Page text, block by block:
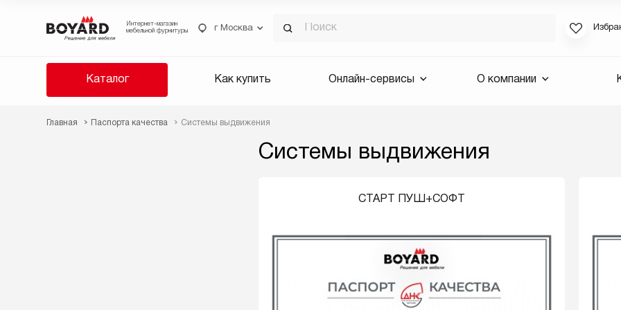
Интернет-магазин
мебельной фурнитуры
г Москва
Каталог Как купить Онлайн-сервисы О компании
Главная Паспорта качества Системы выдвижения
Системы выдвижения
СТАРТ ПУШ+СОФТ
Если вы
для смены